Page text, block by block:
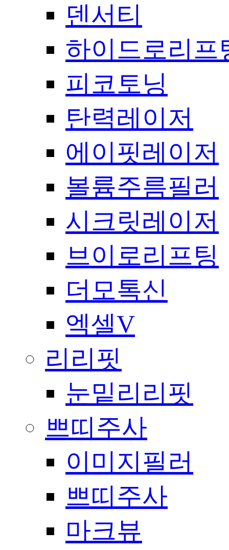
덴서티
하이드로리프
피코토닝
탄력레이저
에이핏레이저
볼륨주름필러
시크릿레이저
브이로리프팅
더모톡신
엑셀V
리리핏
눈밑리리핏
쁘띠주사
이미지필러
쁘띠주사
마크뷰